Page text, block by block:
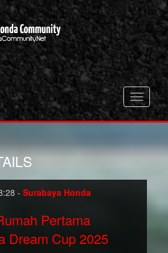
Toggle
- Surabaya Honda
Pertama
Dream Cup 2025